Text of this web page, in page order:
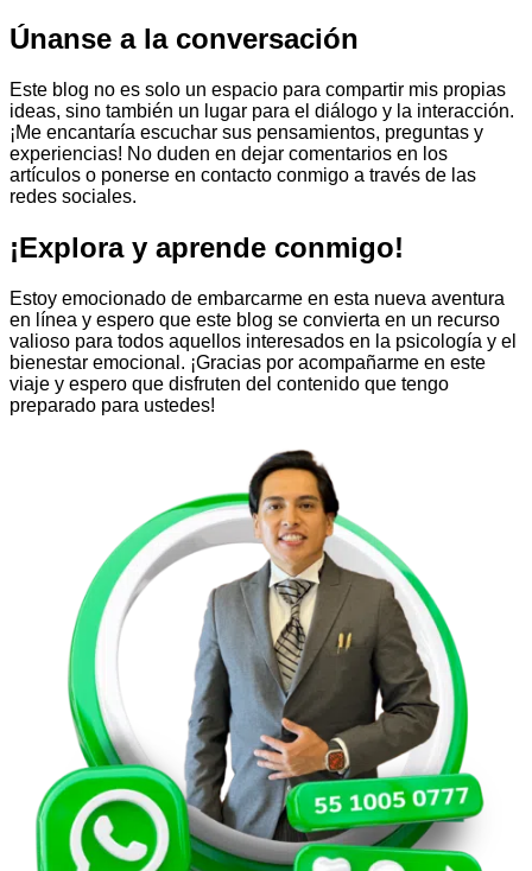
Únanse a la conversación
Este blog no es solo un espacio para compartir mis propias
ideas, sino también un lugar para el diálogo y la interacción.
¡Me encantaría escuchar sus pensamientos, preguntas y
experiencias! No duden en dejar comentarios en los
artículos o ponerse en contacto conmigo a través de las
redes sociales.
¡Explora y aprende conmigo!
Estoy emocionado de embarcarme en esta nueva aventura
en línea y espero que este blog se convierta en un recurso
valioso para todos aquellos interesados en la psicología y el
bienestar emocional. ¡Gracias por acompañarme en este
viaje y espero que disfruten del contenido que tengo
preparado para ustedes!